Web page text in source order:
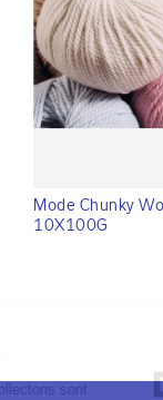
Mode Chunky
10X100G